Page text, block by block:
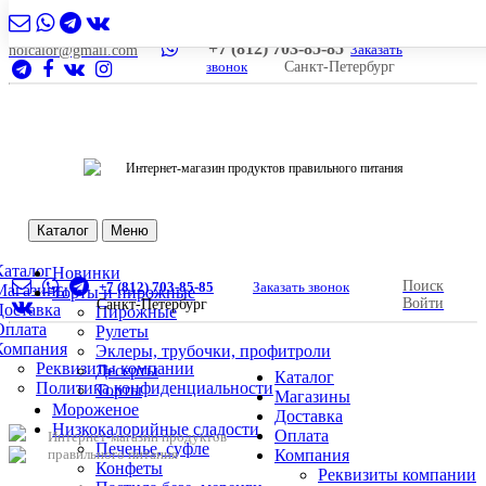
nolcalor@gmail.com +7 (812) 703-85-85 Заказать
звонок
Санкт-Петербург
Интернет-магазин продуктов правильного питания
Каталог Меню
Реквизиты компании
Политика конфиденциальности
Новинки
Торты и пирожные
Пирожные
Рулеты
Эклеры, трубочки, профитроли
Десерты
Торты
Мороженое
Низкокалорийные сладости
Печенье, суфле
Конфеты
+7 (812) 703-85-85
Заказать звонок
Санкт-Петербург
Поиск
Войти
Интернет-магазин продуктов
правильного питания
Каталог
Магазины
Доставка
Оплата
Компания
Реквизиты компании